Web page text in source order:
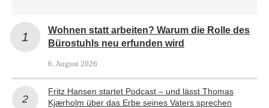
Wohnen statt arbeiten? Warum die Rolle des
Bürostuhls neu erfunden wird
6. August 2026
Fritz Hansen startet Podcast – und lässt Thomas
Kjærholm über das Erbe seines Vaters sprechen